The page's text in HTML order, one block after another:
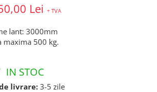
Lei + TVA
lant: 3000mm
maxima 500 kg.
IN STOC
livrare:3-5 zile